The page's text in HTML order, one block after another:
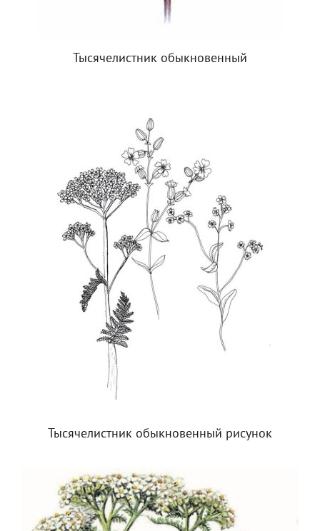
Тысячелистник обыкновенный
Тысячелистник обыкновенный рисунок